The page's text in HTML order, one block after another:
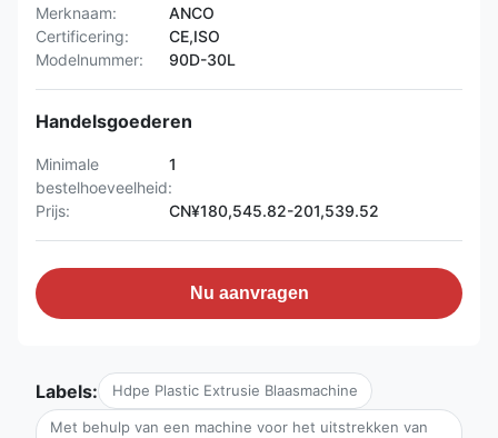
Merknaam:
ANCO
Certificering:
CE,ISO
Modelnummer:
90D-30L
Handelsgoederen
Minimale
bestelhoeveelheid:
1
Prijs: CN¥180,545.82-201,539.52
Nu aanvragen
Labels: Hdpe Plastic Extrusie Blaasmachine
Met behulp van een machine voor het uitstrekken van